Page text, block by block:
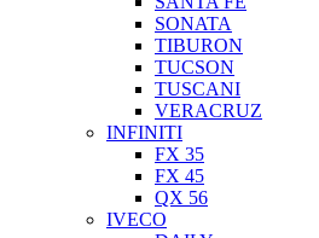
SONATA
TIBURON
TUCSON
TUSCANI
VERACRUZ
INFINITI
FX 35
FX 45
QX 56
IVECO